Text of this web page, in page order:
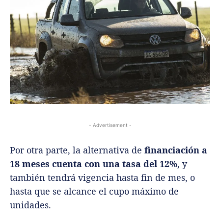
- Advertisement -
Por otra parte, la alternativa de financiación a
18 meses cuenta con una tasa del 12%, y
también tendrá vigencia hasta fin de mes, o
hasta que se alcance el cupo máximo de
unidades.